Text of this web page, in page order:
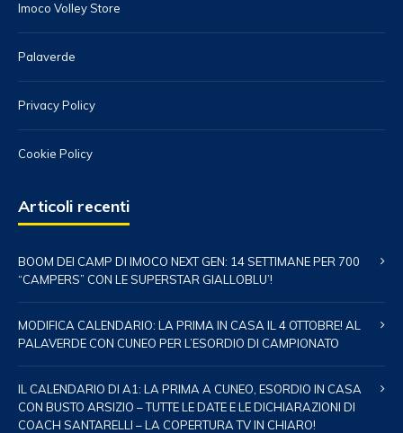
Imoco Volley Store
Palaverde
Privacy Policy
Cookie Policy
Articoli recenti
BOOM DEI CAMP DI IMOCO NEXT GEN: 14 SETTIMANE PER 700
“CAMPERS” CON LE SUPERSTAR GIALLOBLU’!
MODIFICA CALENDARIO: LA PRIMA IN CASA IL 4 OTTOBRE! AL
PALAVERDE CON CUNEO PER L’ESORDIO DI CAMPIONATO
IL CALENDARIO DI A1: LA PRIMA A CUNEO, ESORDIO IN CASA
CON BUSTO ARSIZIO – TUTTE LE DATE E LE DICHIARAZIONI DI
COACH SANTARELLI – LA COPERTURA TV IN CHIARO!